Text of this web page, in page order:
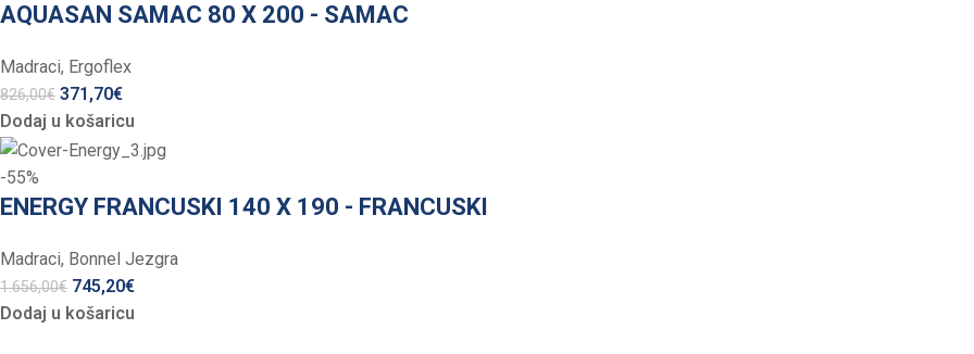
AQUASAN SAMAC 80 X 200 - SAMAC
Madraci, Ergoflex
826,00€ 371,70€
Dodaj u košaricu
-55%
ENERGY FRANCUSKI 140 X 190 - FRANCUSKI
Madraci, Bonnel Jezgra
1.656,00€ 745,20€
Dodaj u košaricu